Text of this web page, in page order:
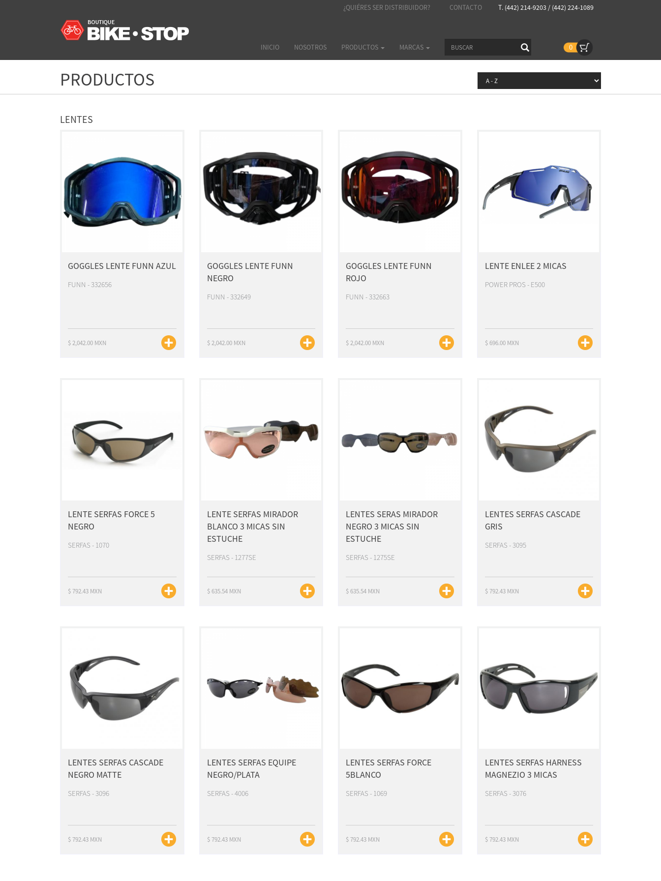
¿QUIÉRES SER DISTRIBUIDOR? CONTACTO T. (442) 214-9203 / (442) 224-1089
INICIO NOSOTROS PRODUCTOS MARCAS 0
PRODUCTOS
LENTES
GOGGLES LENTE FUNN AZUL
FUNN - 332656
$ 2,042.00 MXN
GOGGLES LENTE FUNN
NEGRO
FUNN - 332649
$ 2,042.00 MXN
GOGGLES LENTE FUNN
ROJO
FUNN - 332663
$ 2,042.00 MXN
LENTE ENLEE 2 MICAS
POWER PROS - E500
$ 696.00 MXN
LENTE SERFAS FORCE 5
NEGRO
SERFAS - 1070
$ 792.43 MXN
LENTE SERFAS MIRADOR
BLANCO 3 MICAS SIN
ESTUCHE
SERFAS - 1277SE
$ 635.54 MXN
LENTES SERAS MIRADOR
NEGRO 3 MICAS SIN
ESTUCHE
SERFAS - 1275SE
$ 635.54 MXN
LENTES SERFAS CASCADE
GRIS
SERFAS - 3095
$ 792.43 MXN
LENTES SERFAS CASCADE
NEGRO MATTE
SERFAS - 3096
$ 792.43 MXN
LENTES SERFAS EQUIPE
NEGRO/PLATA
SERFAS - 4006
$ 792.43 MXN
LENTES SERFAS FORCE
5BLANCO
SERFAS - 1069
$ 792.43 MXN
LENTES SERFAS HARNESS
MAGNEZIO 3 MICAS
SERFAS - 3076
$ 792.43 MXN